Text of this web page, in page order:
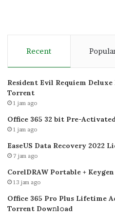
Recent
Resident Evil Requiem Deluxe
Torrent
1 jam ago
Office 365 32 bit Pre-
1 jam ago
EaseUS Data Recovery 2022
7 jam ago
CorelDRAW Portable +
13 jam ago
Office 365 Pro Plus Lifetime
Torrent Dow𝚗l𝚘аd